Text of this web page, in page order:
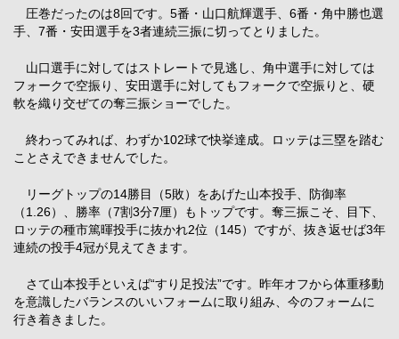
圧巻だったのは8回です。5番・山口航輝選手、6番・角中勝也選
手、7番・安田選手を3者連続三振に切ってとりました。
山口選手に対してはストレートで見逃し、角中選手に対しては
フォークで空振り、安田選手に対してもフォークで空振りと、硬
軟を織り交ぜての奪三振ショーでした。
終わってみれば、わずか102球で快挙達成。ロッテは三塁を踏む
ことさえできませんでした。
リーグトップの14勝目（5敗）をあげた山本投手、防御率
（1.26）、勝率（7割3分7厘）もトップです。奪三振こそ、目下、
ロッテの種市篤暉投手に抜かれ2位（145）ですが、抜き返せば3年
連続の投手4冠が見えてきます。
さて山本投手といえば“すり足投法”です。昨年オフから体重移動
を意識したバランスのいいフォームに取り組み、今のフォームに
行き着きました。